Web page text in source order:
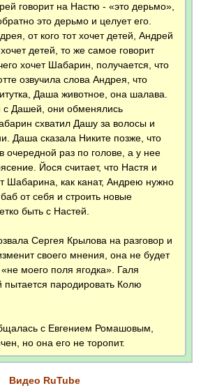
говорит на Настю - «это дерьмо»,
это дерьмо и целует его.
от кого тот хочет детей, Андрей
детей, то же самое говорит
хочет Шабарин, получается, что
озвучила слова Андрея, что
Даша животное, она шалава.
с Дашей, они обменялись
схватил Дашу за волосы и
Даша сказала Никите позже, что
очередной раз по голове, а у нее
Йося считает, что Настя и
Шабарина, как канат, Андрею нужно
от себя и строить новые
быть с Настей.
Сергея Крылова на разговор и
своего мнения, она не будет
моего поля ягодка». Галя
пытается пародировать Колю
с Евгением Ромашовым,
но она его не торопит.
Видео RuTube